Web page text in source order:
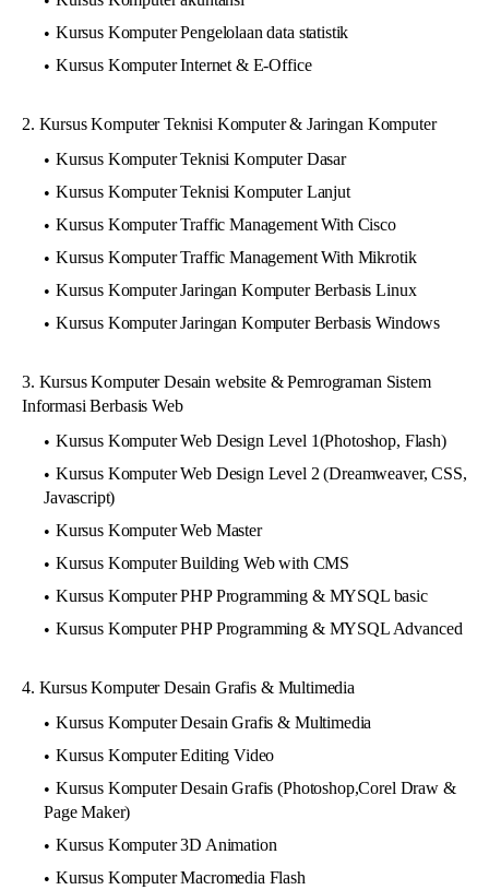
Kursus Komputer Pengelolaan data statistik
Kursus Komputer Internet & E-Office
2. Kursus Komputer Teknisi Komputer & Jaringan Komputer
Kursus Komputer Teknisi Komputer Dasar
Kursus Komputer Teknisi Komputer Lanjut
Kursus Komputer Traffic Management With Cisco
Kursus Komputer Traffic Management With Mikrotik
Kursus Komputer Jaringan Komputer Berbasis Linux
Kursus Komputer Jaringan Komputer Berbasis Windows
3. Kursus Komputer Desain website & Pemrograman Sistem
Informasi Berbasis Web
Kursus Komputer Web Design Level 1(Photoshop, Flash)
Kursus Komputer Web Design Level 2 (Dreamweaver, CSS,
Javascript)
Kursus Komputer Web Master
Kursus Komputer Building Web with CMS
Kursus Komputer PHP Programming & MYSQL basic
Kursus Komputer PHP Programming & MYSQL Advanced
4. Kursus Komputer Desain Grafis & Multimedia
Kursus Komputer Desain Grafis & Multimedia
Kursus Komputer Editing Video
Kursus Komputer Desain Grafis (Photoshop,Corel Draw &
Page Maker)
Kursus Komputer 3D Animation
Kursus Komputer Macromedia Flash